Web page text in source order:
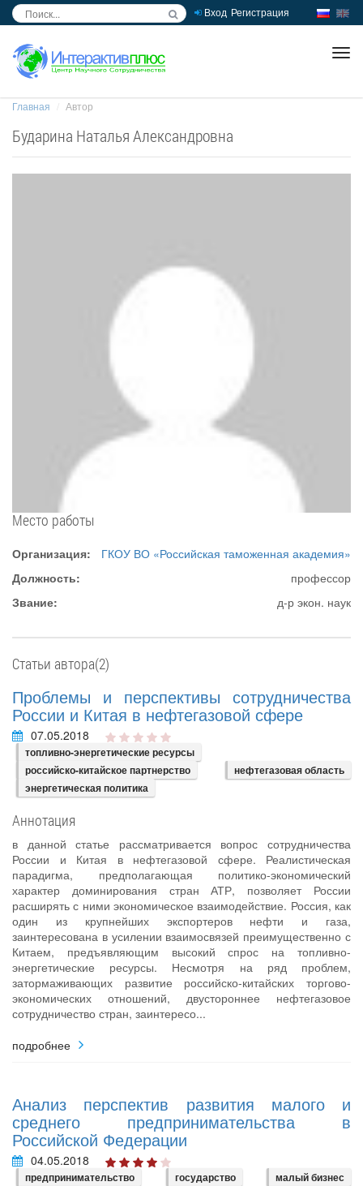
Вход Регистрация
Главная Автор
Бударина Наталья Александровна
Место работы
Организация:
ГКОУ ВО «Российская таможенная академия»
Должность:
профессор
Звание:
д-р экон. наук
Статьи автора(2)
Проблемы и перспективы сотрудничества
России и Китая в нефтегазовой сфере
07.05.2018
топливно-энергетические ресурсы
российско-китайское партнерство
нефтегазовая область
энергетическая политика
Аннотация
в данной статье рассматривается вопрос сотрудничества
России и Китая в нефтегазовой сфере. Реалистическая
парадигма, предполагающая политико-экономический
характер доминирования стран АТР, позволяет России
расширять с ними экономическое взаимодействие. Россия, как
один из крупнейших экспортеров нефти и газа,
заинтересована в усилении взаимосвязей преимущественно с
Китаем, предъявляющим высокий спрос на топливно-
энергетические ресурсы. Несмотря на ряд проблем,
затормаживающих развитие российско-китайских торгово-
экономических отношений, двустороннее нефтегазовое
сотрудничество стран, заинтересо...
подробнее
Анализ перспектив развития малого и
среднего предпринимательства в
Российской Федерации
04.05.2018
предпринимательство государство
малый бизнес